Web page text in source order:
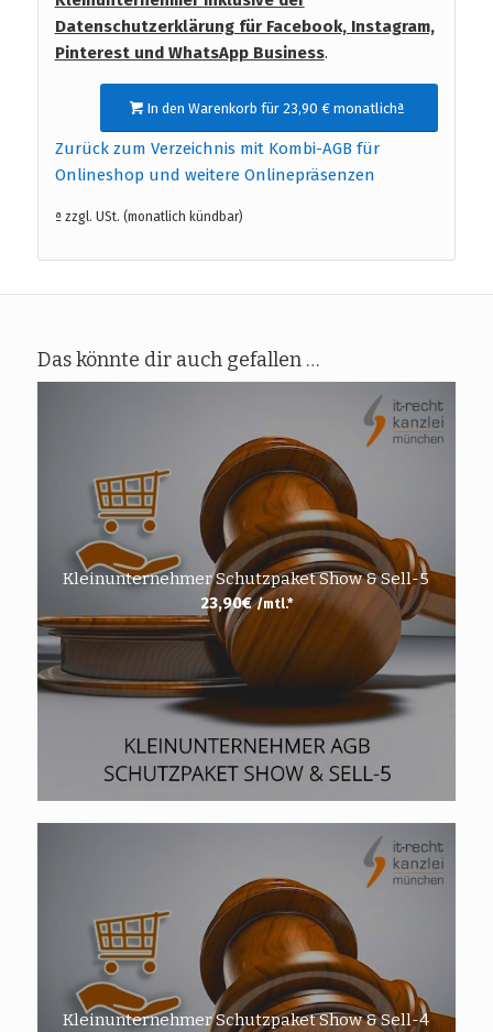
Datenschutzerklärung für Facebook, Instagram,
Pinterest und WhatsApp Business.
In den Warenkorb für 23,90 € monatlichª
Zurück zum Verzeichnis mit Kombi-AGB für
Onlineshop und weitere Onlinepräsenzen
ª zzgl. USt. (monatlich kündbar)
Das könnte dir auch gefallen …
Kleinunternehmer Schutzpaket Show & Sell-5
23,90€ /mtl.*
Kleinunternehmer Schutzpaket Show & Sell-4